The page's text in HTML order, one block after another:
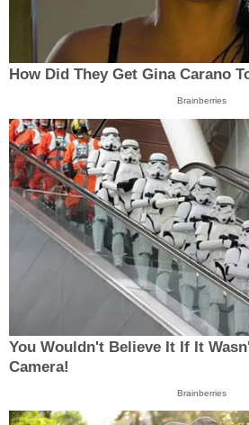
How Did They Get Gina Carano
Brainberries
You Wouldn't Believe It If It
Camera!
Brainberries